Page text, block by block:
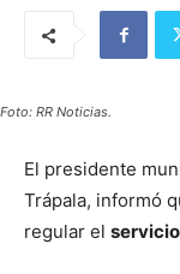
Foto: RR Noticias.
El presidente
Trápala, informó
regular el servicio